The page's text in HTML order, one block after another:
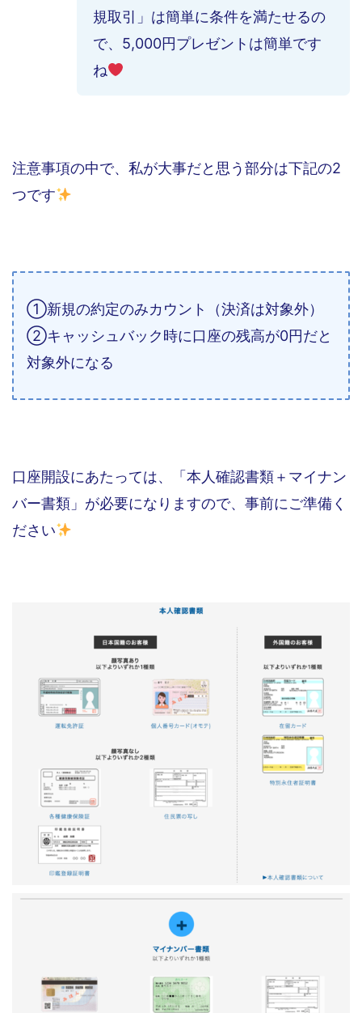
規取引」は簡単に条件を満たせるの
で、5,000円プレゼントは簡単です
ね
注意事項の中で、私が大事だと思う部分は下記の2
つです
①新規の約定のみカウント（決済は対象外）
②キャッシュバック時に口座の残高が0円だと
対象外になる
口座開設にあたっては、「本人確認書類＋マイナン
バー書類」が必要になりますので、事前にご準備く
ださい